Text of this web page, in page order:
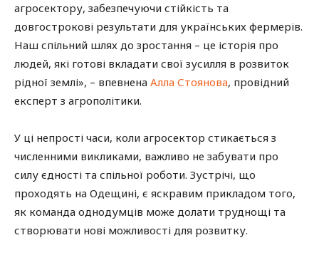
агросектору, забезпечуючи стійкість та
довгострокові результати для українських фермерів.
Наш спільний шлях до зростання – це історія про
людей, які готові вкладати свої зусилля в розвиток
рідної землі», – впевнена Алла Стоянова, провідний
експерт з агрополітики.
У ці непрості часи, коли агросектор стикається з
численними викликами, важливо не забувати про
силу єдності та спільної роботи. Зустрічі, що
проходять на Одещині, є яскравим прикладом того,
як команда однодумців може долати труднощі та
створювати нові можливості для розвитку.